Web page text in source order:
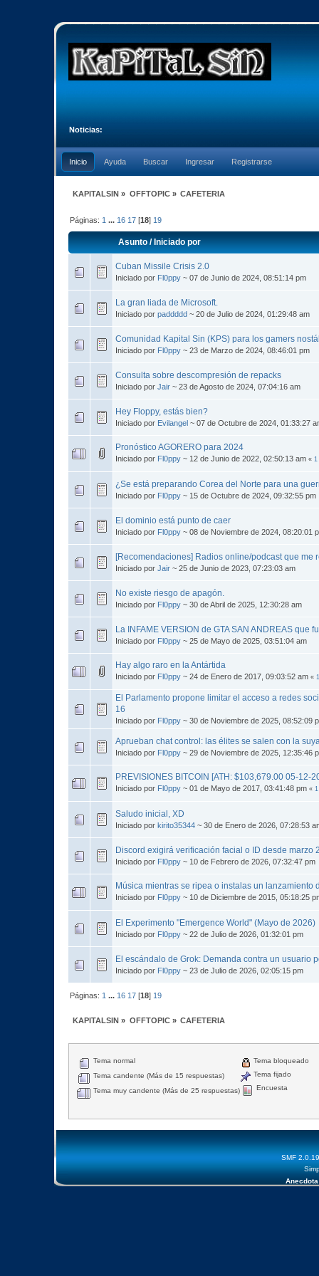
Noticias:
Inicio Ayuda Buscar Ingresar Registrarse
KAPITALSIN » OFFTOPIC» CAFETERIA
Páginas: 1 ... 16 17 [18] 19
Asunto/Iniciado por
Cuban Missile Crisis 2.0
Iniciado por Fl0ppy ~ 07 de Junio de 2024, 08:51:14 pm
La gran liada de Microsoft.
Iniciado por paddddd ~ 20 de Julio de 2024, 01:29:48 am
Comunidad Kapital Sin (KPS) para los gamers
Iniciado por Fl0ppy ~ 23 de Marzo de 2024, 08:46:01 pm
Consulta sobre descompresión de repacks
Iniciado por Jair ~ 23 de Agosto de 2024, 07:04:16 am
Hey Floppy, estás bien?
Iniciado por Evilangel ~ 07 de Octubre de 2024, 01:33:27
Pronóstico AGORERO para 2024
Iniciado por Fl0ppy ~ 12 de Junio de 2022, 02:50:13 am « 1
¿Se está preparando Corea del Norte para una
Iniciado por Fl0ppy ~ 15 de Octubre de 2024, 09:32:55 pm
El dominio está punto de caer
Iniciado por Fl0ppy ~ 08 de Noviembre de 2024, 08:20:01
[Recomendaciones] Radios online/podcast que me
Iniciado por Jair ~ 25 de Junio de 2023, 07:23:03 am
No existe riesgo de apagón.
Iniciado por Fl0ppy ~ 30 de Abril de 2025, 12:30:28 am
La INFAME VERSION de GTA SAN ANDREAS que
Iniciado por Fl0ppy ~ 25 de Mayo de 2025, 03:51:04 am
Hay algo raro en la Antártida
Iniciado por Fl0ppy ~ 24 de Enero de 2017, 09:03:52 am « 1
El Parlamento propone limitar el acceso a redes
16
Iniciado por Fl0ppy ~ 30 de Noviembre de 2025, 08:52:09
Aprueban chat control: las élites se salen con la
Iniciado por Fl0ppy ~ 29 de Noviembre de 2025, 12:35:46
PREVISIONES BITCOIN [ATH: $103,679.00 05-12-
Iniciado por Fl0ppy ~ 01 de Mayo de 2017, 03:41:48 pm « 1
Saludo inicial, XD
Iniciado por kirito35344 ~ 30 de Enero de 2026, 07:28:53
Discord exigirá verificación facial o ID desde marzo
Iniciado por Fl0ppy ~ 10 de Febrero de 2026, 07:32:47 pm
Música mientras se ripea o instalas un lanzamiento
Iniciado por Fl0ppy ~ 10 de Diciembre de 2015, 05:18:25
El Experimento "Emergence World" (Mayo de 2026)
Iniciado por Fl0ppy ~ 22 de Julio de 2026, 01:32:01 pm
El escándalo de Grok: Demanda contra un usuario
Iniciado por Fl0ppy ~ 23 de Julio de 2026, 02:05:15 pm
Páginas: 1 ... 16 17 [18] 19
KAPITALSIN » OFFTOPIC» CAFETERIA
Tema normal
Tema candente (Más de 15 respuestas)
Tema muy candente (Más de 25 respuestas)
Tema bloqueado
Tema fijado
Encuesta
SMF 2.0.19
Anecdota